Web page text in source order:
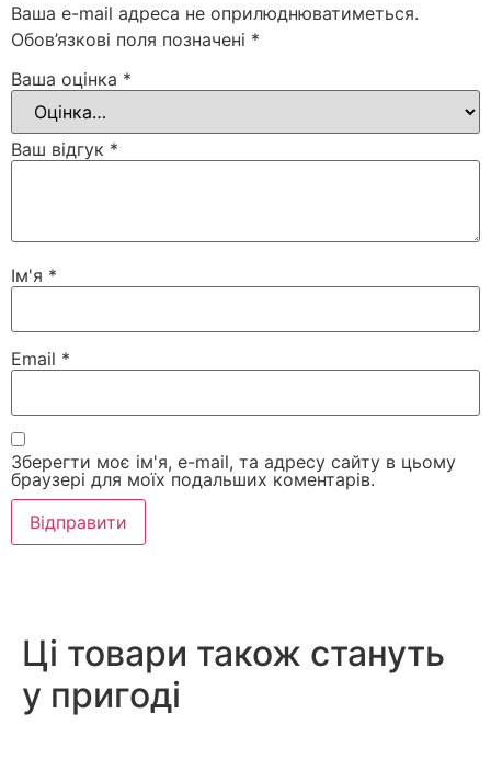
Ваша e-mail адреса не оприлюднюватиметься.
Обов’язкові поля позначені *
Ваша оцінка *
Ваш відгук *
Ім'я *
Email *
Зберегти моє ім'я, e-mail, та адресу сайту в цьому
браузері для моїх подальших коментарів.
Ці товари також стануть
у пригоді